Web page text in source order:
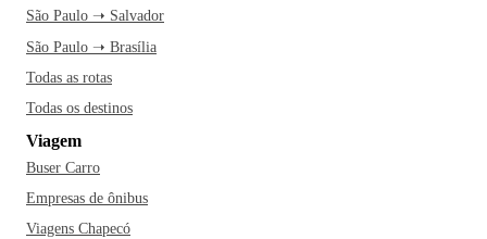
São Paulo ➝ Salvador
São Paulo ➝ Brasília
Todas as rotas
Todas os destinos
Viagem
Buser Carro
Empresas de ônibus
Viagens Chapecó